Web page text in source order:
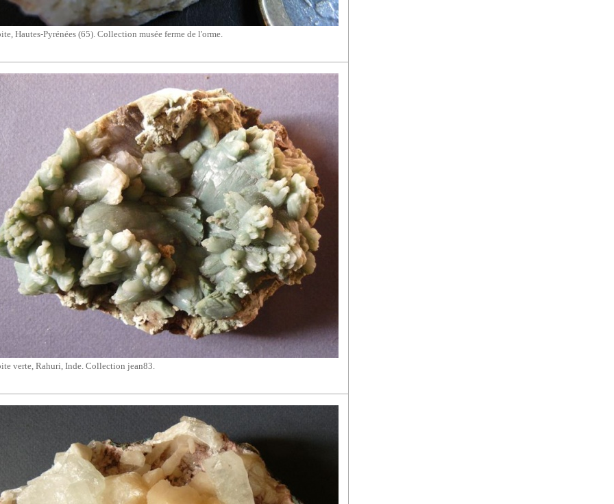
Hautes-Pyrénées (65). Collection musée ferme de l'orme.
verte, Rahuri, Inde. Collection jean83.